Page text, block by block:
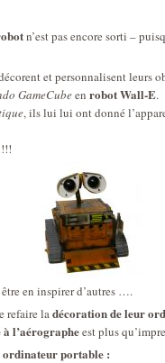
n’est pas encore sorti –
et personnalisent leurs
GameCubeen robot Wall-E.
, ils lui lui ont donné
en inspirer d’autres ….
refaire ladécoration de leur
l’aérographeest plus
ordinateur portable :